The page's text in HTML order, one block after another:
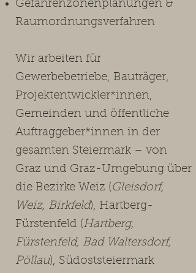
Gefahrenzonenplanungen &
Raumordnungsverfahren
Wir arbeiten für
Gewerbebetriebe, Bauträger,
Projektentwickler*innen,
Gemeinden und öffentliche
Auftraggeber*innen in der
gesamten Steiermark – von
Graz und Graz-Umgebung über
die Bezirke Weiz (Gleisdorf,
Weiz, Birkfeld), Hartberg-
Fürstenfeld (Hartberg,
Fürstenfeld, Bad Waltersdorf,
Pöllau), Südoststeiermark